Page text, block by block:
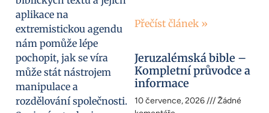
aplikace na
extremistickou agendu
nám pomůže lépe
pochopit, jak se víra
může stát nástrojem
manipulace a
rozdělování společnosti.
Přečíst článek »
Jeruzalémská bible –
Kompletní průvodce a
informace
10 července, 2026
Žádné